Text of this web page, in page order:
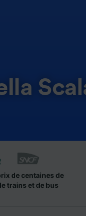
de centaines de
trains et de bus